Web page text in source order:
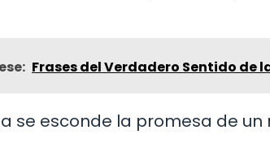
Frases del Verdadero Sentido de
se esconde la promesa de